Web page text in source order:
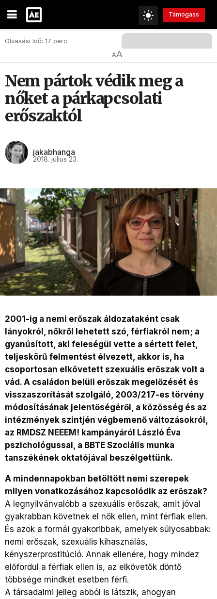
Támogass
Olvasási Idő: 17 perc
AA
Nem pártok védik meg a
nőket a párkapcsolati
erőszaktól
jakabhanga
2018. július 23.
2001-ig a nemi erőszak áldozataként csak
lányokról, nőkről lehetett szó, férfiakról nem; a
gyanúsított, aki feleségül vette a sértett felet,
teljeskörű felmentést élvezett, akkor is, ha
csoportosan elkövetett szexuális erőszak volt a
vád. A családon belüli erőszak megelőzését és
visszaszorítását szolgáló, 2003/217-es törvény
módosításának jelentőségéről, a közösség és az
intézmények szintjén végbemenő változásokról,
az RMDSZ NEEEM! kampányáról László Éva
pszichológussal, a BBTE Szociális munka
tanszékének oktatójával beszélgettünk.
A mindennapokban betöltött nemi szerepek
milyen vonatkozásához kapcsolódik az erőszak?
A legnyilvánvalóbb a szexuális erőszak, amit jóval
gyakrabban követnek el nők ellen, mint férfiak ellen.
És azok a formái gyakoribbak, amelyek súlyosabbak:
nemi erőszak, szexuális kihasználás,
kényszerprostitúció. Annak ellenére, hogy mindez
előfordul a férfiak ellen is, az elkövetők döntő
többsége mindkét esetben férfi.
A társadalmi jelleg abból is látszik, ahogyan